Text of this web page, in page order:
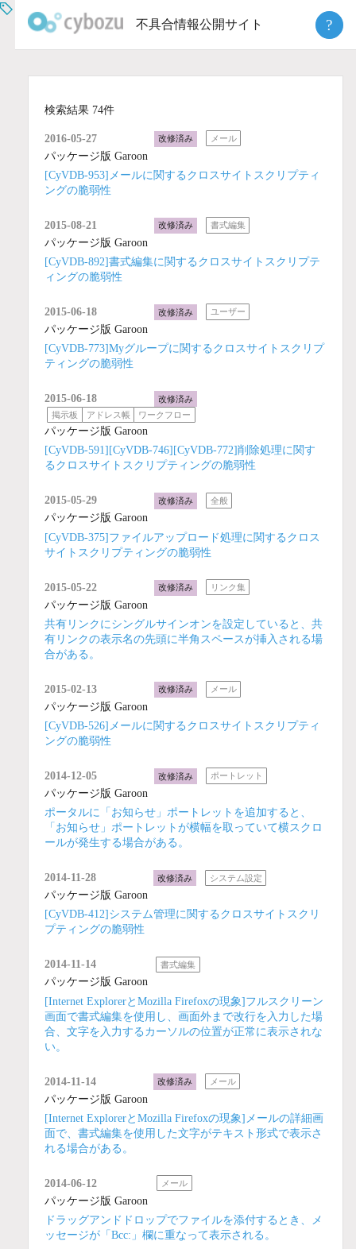
不具合情報公開サイト ?
検索結果 74件
2016-05-27 改修済み メール
パッケージ版 Garoon
[CyVDB-953]メールに関するクロスサイトスクリプティ
ングの脆弱性
2015-08-21 改修済み 書式編集
パッケージ版 Garoon
[CyVDB-892]書式編集に関するクロスサイトスクリプテ
ィングの脆弱性
2015-06-18 改修済み ユーザー
パッケージ版 Garoon
[CyVDB-773]Myグループに関するクロスサイトスクリプ
ティングの脆弱性
2015-06-18
改修済み
掲示板
アドレス帳 ワークフロー
パッケージ版 Garoon
[CyVDB-591][CyVDB-746][CyVDB-772]削除処理に関す
るクロスサイトスクリプティングの脆弱性
2015-05-29 改修済み 全般
パッケージ版 Garoon
[CyVDB-375]ファイルアップロード処理に関するクロス
サイトスクリプティングの脆弱性
2015-05-22 改修済み リンク集
パッケージ版 Garoon
共有リンクにシングルサインオンを設定していると、共
有リンクの表示名の先頭に半角スペースが挿入される場
合がある。
2015-02-13 改修済み メール
パッケージ版 Garoon
[CyVDB-526]メールに関するクロスサイトスクリプティ
ングの脆弱性
2014-12-05 改修済み ポートレット
パッケージ版 Garoon
ポータルに「お知らせ」ポートレットを追加すると、
「お知らせ」ポートレットが横幅を取っていて横スクロ
ールが発生する場合がある。
2014-11-28 改修済み システム設定
パッケージ版 Garoon
[CyVDB-412]システム管理に関するクロスサイトスクリ
プティングの脆弱性
2014-11-14 書式編集
パッケージ版 Garoon
[Internet ExplorerとMozilla Firefoxの現象]フルスクリーン
画面で書式編集を使用し、画面外まで改行を入力した場
合、文字を入力するカーソルの位置が正常に表示されな
い。
2014-11-14 改修済み メール
パッケージ版 Garoon
[Internet ExplorerとMozilla Firefoxの現象]メールの詳細画
面で、書式編集を使用した文字がテキスト形式で表示さ
れる場合がある。
2014-06-12 メール
パッケージ版 Garoon
ドラッグアンドドロップでファイルを添付するとき、メ
ッセージが「Bcc:」欄に重なって表示される。